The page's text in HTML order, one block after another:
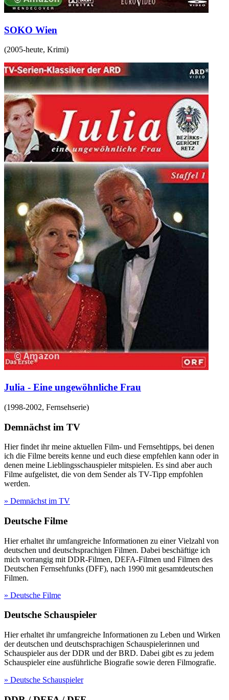
SOKO Wien
(2005-heute, Krimi)
Julia - Eine ungewöhnliche Frau
(1998-2002, Fernsehserie)
Demnächst im TV
Hier findet ihr meine aktuellen Film- und Fernsehtipps, bei denen
ich die Filme bereits kenne und euch diese empfehlen kann oder in
denen meine Lieblingsschauspieler mitspielen. Es sind aber auch
Filme aufgelistet, die von dem Sender als TV-Tipp empfohlen
werden.
» Demnächst im TV
Deutsche Filme
Hier erhaltet ihr umfangreiche Informationen zu einer Vielzahl von
deutschen und deutschsprachigen Filmen. Dabei beschäftige ich
mich vorrangig mit DDR-Filmen, DEFA-Filmen und Filmen des
Deutschen Fernsehfunks (DFF), nach 1990 mit gesamtdeutschen
Filmen.
» Deutsche Filme
Deutsche Schauspieler
Hier erhaltet ihr umfangreiche Informationen zu Leben und Wirken
der deutschen und deutschsprachigen Schauspielerinnen und
Schauspieler aus der DDR und der BRD. Dabei gibt es zu jedem
Schauspieler eine ausführliche Biografie sowie deren Filmografie.
» Deutsche Schauspieler